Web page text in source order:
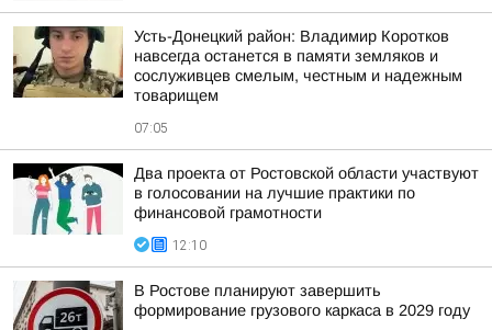
Усть-Донецкий район: Владимир Коротков
навсегда останется в памяти земляков и
сослуживцев смелым, честным и надежным
товарищем
07:05
Два проекта от Ростовской области участвуют
в голосовании на лучшие практики по
финансовой грамотности
12:10
В Ростове планируют завершить
формирование грузового каркаса в 2029 году